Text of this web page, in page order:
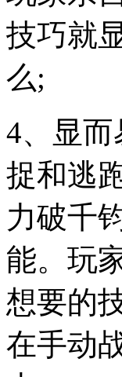
技巧就
么;
4、显
捉和逃
力破千
能。玩
想要的
在手动